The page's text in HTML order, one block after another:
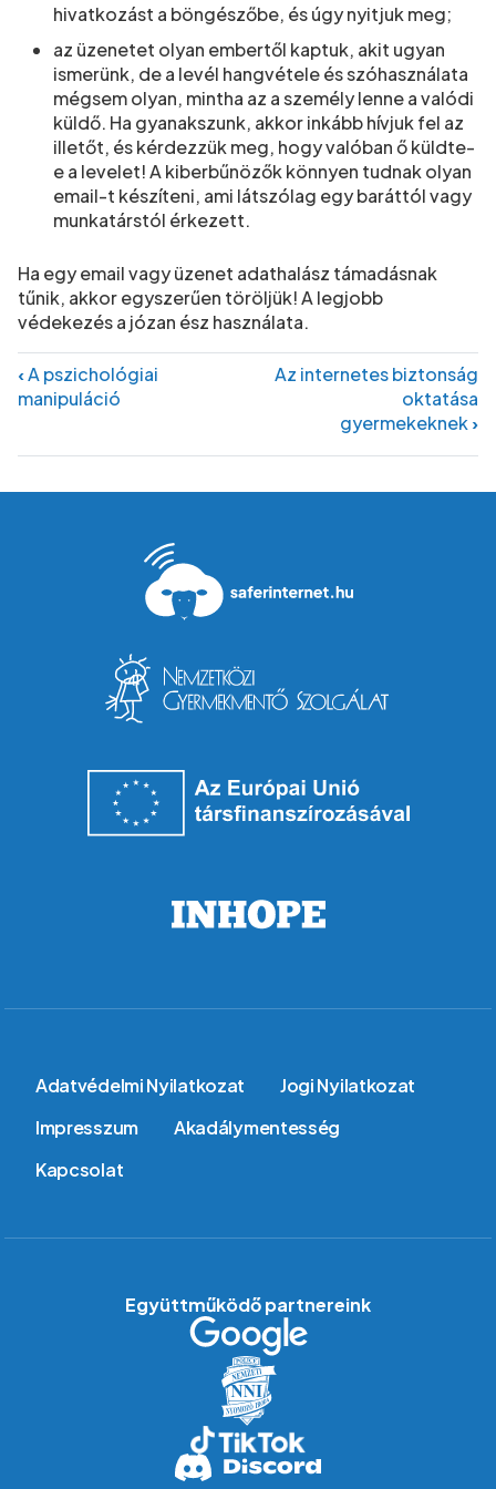
hivatkozást a böngészőbe, és úgy nyitjuk meg;
az üzenetet olyan embertől kaptuk, akit ugyan
ismerünk, de a levél hangvétele és szóhasználata
mégsem olyan, mintha az a személy lenne a valódi
küldő. Ha gyanakszunk, akkor inkább hívjuk fel az
illetőt, és kérdezzük meg, hogy valóban ő küldte-
e a levelet! A kiberbűnözők könnyen tudnak olyan
email-t készíteni, ami látszólag egy baráttól vagy
munkatárstól érkezett.
Ha egy email vagy üzenet adathalász támadásnak
tűnik, akkor egyszerűen töröljük! A legjobb
védekezés a józan ész használata.
Könyv kereszthivatkozásai ehhez:
‹A pszichológiai
manipuláció
Az internetes biztonság
oktatása
gyermekeknek›
Lábléc
Adatvédelmi Nyilatkozat
Jogi Nyilatkozat
Impresszum
Akadálymentesség
Kapcsolat
Együttműködő partnereink